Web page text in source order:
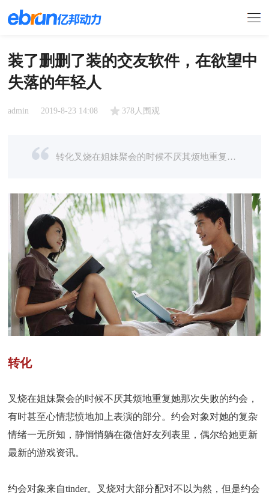
装了删删了装的交友软件，在欲望中
失落的年轻人
admin 2019-8-23 14:08 378人围观
转化叉烧在姐妹聚会的时候不厌其烦地重复她那次失败的约会，有时甚至心情悲愤地加上表演的部分。约会对象对她的复杂情绪一无所知，静悄悄躺在微信好友列表里，偶尔给她更新最新的游戏资讯。约会对象来自tinder。叉烧 ...
转化
叉烧在姐妹聚会的时候不厌其烦地重复她那次失败的约会，
有时甚至心情悲愤地加上表演的部分。约会对象对她的复杂
情绪一无所知，静悄悄躺在微信好友列表里，偶尔给她更新
最新的游戏资讯。
约会对象来自tinder。叉烧对大部分配对不以为然，但是约会